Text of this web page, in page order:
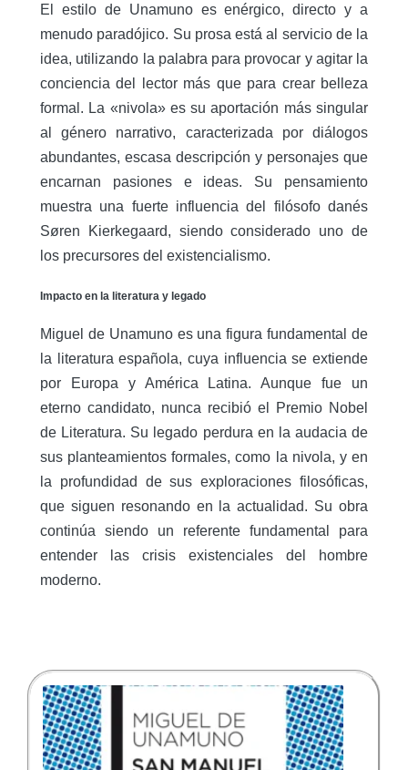
El estilo de Unamuno es enérgico, directo y a
menudo paradójico. Su prosa está al servicio de la
idea, utilizando la palabra para provocar y agitar la
conciencia del lector más que para crear belleza
formal. La «nivola» es su aportación más singular
al género narrativo, caracterizada por diálogos
abundantes, escasa descripción y personajes que
encarnan pasiones e ideas. Su pensamiento
muestra una fuerte influencia del filósofo danés
Søren Kierkegaard, siendo considerado uno de
los precursores del existencialismo.
Impacto en la literatura y legado
Miguel de Unamuno es una figura fundamental de
la literatura española, cuya influencia se extiende
por Europa y América Latina. Aunque fue un
eterno candidato, nunca recibió el Premio Nobel
de Literatura. Su legado perdura en la audacia de
sus planteamientos formales, como la nivola, y en
la profundidad de sus exploraciones filosóficas,
que siguen resonando en la actualidad. Su obra
continúa siendo un referente fundamental para
entender las crisis existenciales del hombre
moderno.